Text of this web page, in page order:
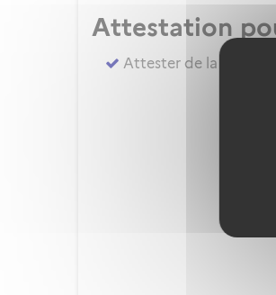
Attestation
Attester de la